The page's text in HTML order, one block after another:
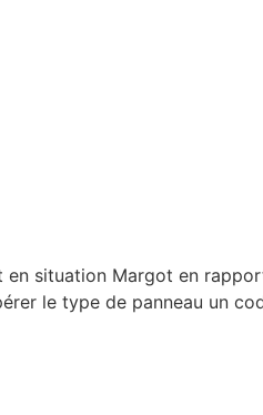
en situation Margot en
le type de panneau un